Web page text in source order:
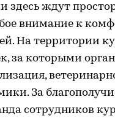
здесь ждут
внимание к
На территории
за которыми
За
сотрудников